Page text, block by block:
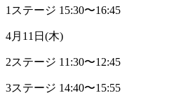
1ステージ 15:30〜16:45
4月11日(木)
2ステージ 11:30〜12:45
3ステージ 14:40〜15:55